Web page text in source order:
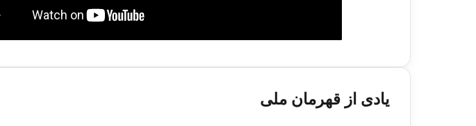
یادی از قهرمان ملی